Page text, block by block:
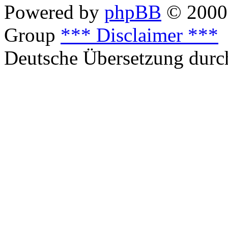
Powered by phpBB ©
Group *** Disclaimer ***
Deutsche Übersetzung